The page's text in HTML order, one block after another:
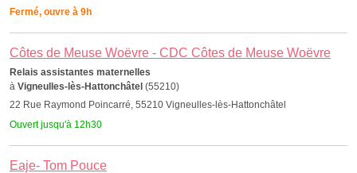
Fermé, ouvre à 9h
Côtes de Meuse Woëvre - CDC Côtes de Meuse Woëvre
Relais assistantes maternelles
à Vigneulles-lès-Hattonchâtel (55210)
22 Rue Raymond Poincarré, 55210 Vigneulles-lès-Hattonchâtel
Ouvert jusqu'à 12h30
Eaje- Tom Pouce